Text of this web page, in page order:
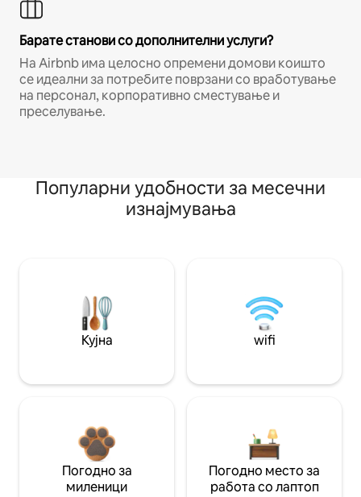
Барате станови со дополнителни услуги?
На Airbnb има целосно опремени домови коишто
се идеални за потребите поврзани со вработување
на персонал, корпоративно сместување и
преселување.
Популарни удобности за месечни
изнајмувања
Кујна wifi
Погодно за
миленици
Погодно место за
работа со лаптоп